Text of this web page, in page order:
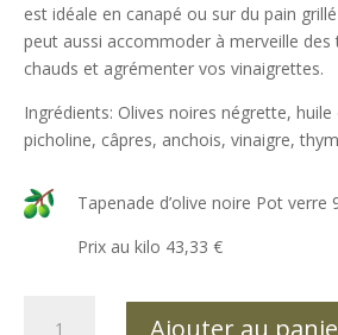
est idéale en canapé ou sur du pain
peut aussi accommoder à merveille des
chauds et agrémenter vos vinaigrettes.
Ingrédients: Olives noires négrette, huile
picholine, câpres, anchois, vinaigre,
Tapenade d’olive noire Pot verre
Prix au kilo 43,33 €
Ajouter au